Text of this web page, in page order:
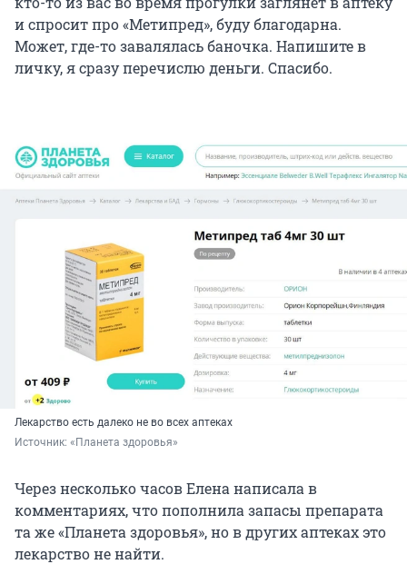
и спросит про «Метипред», буду благодарна.
Может, где-то завалялась баночка. Напишите в
личку, я сразу перечислю деньги. Спасибо.
Лекарство есть далеко не во всех аптеках
Источник: «Планета здоровья»
Через несколько часов Елена написала в
комментариях, что пополнила запасы препарата
та же «Планета здоровья», но в других аптеках это
лекарство не найти.